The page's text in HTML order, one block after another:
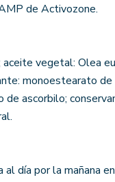
de Activozone.
aceite vegetal: Olea
monoestearato
ascorbilo;
día por la mañana